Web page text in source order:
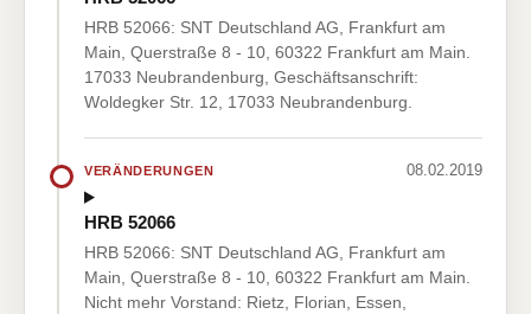
HRB 52066: SNT Deutschland AG, Frankfurt am
Main, Querstraße 8 - 10, 60322 Frankfurt am Main.
17033 Neubrandenburg, Geschäftsanschrift:
Woldegker Str. 12, 17033 Neubrandenburg.
VERÄNDERUNGEN 08.02.2019
HRB 52066
HRB 52066: SNT Deutschland AG, Frankfurt am
Main, Querstraße 8 - 10, 60322 Frankfurt am Main.
Nicht mehr Vorstand: Rietz, Florian, Essen,